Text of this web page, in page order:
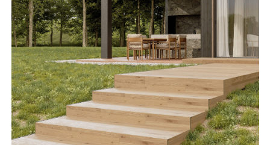
каталог проектов
услуги
загородные дома
бани и сауны